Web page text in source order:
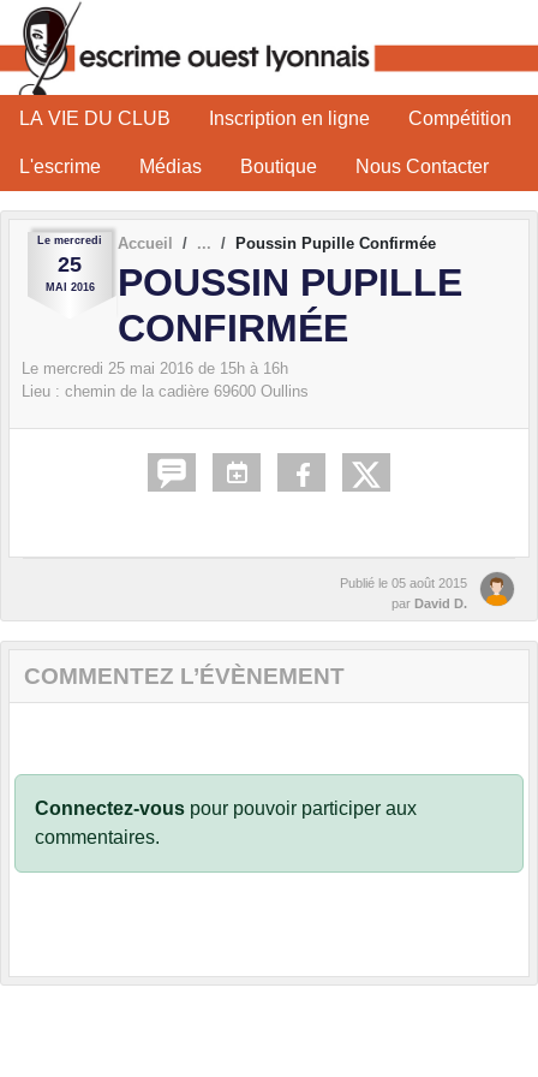
LA VIE DU CLUB Inscription en ligne Compétition
L'escrime Médias Boutique Nous Contacter
Le mercredi
25
MAI 2016
Accueil Poussin Pupille Confirmée
POUSSIN PUPILLE
CONFIRMÉE
Le mercredi 25 mai 2016 de 15h à 16h
Lieu : chemin de la cadière 69600 Oullins
Publié le 05 août 2015
par David D.
COMMENTEZ L’ÉVÈNEMENT
Connectez-vous pour pouvoir participer aux
commentaires.
Panneau de gestion des cookies